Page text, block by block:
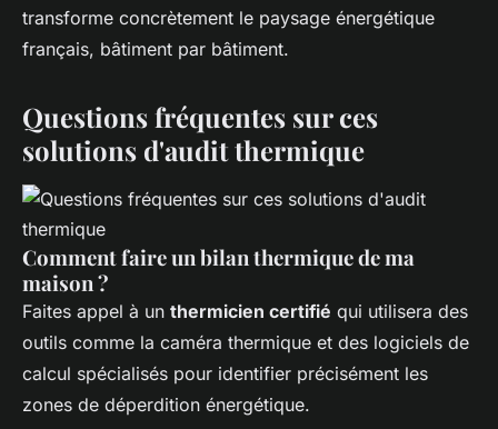
transforme concrètement le paysage énergétique
français, bâtiment par bâtiment.
Questions fréquentes sur ces
solutions d'audit thermique
Comment faire un bilan thermique de ma
maison ?
Faites appel à un thermicien certifié qui utilisera des
outils comme la caméra thermique et des logiciels de
calcul spécialisés pour identifier précisément les
zones de déperdition énergétique.